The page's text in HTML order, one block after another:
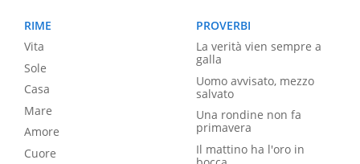
RIME
Vita
Sole
Casa
Mare
Amore
Cuore
PROVERBI
La verità vien sempre a
galla
Uomo avvisato, mezzo
salvato
Una rondine non fa
primavera
Il mattino ha l'oro in